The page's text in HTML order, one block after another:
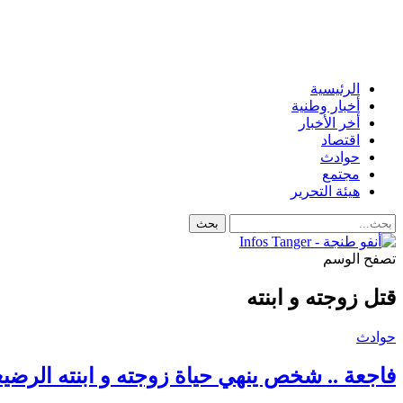
الرئيسية
أخبار وطنية
أخر الأخبار
اقتصاد
حوادث
مجتمع
هيئة التحرير
تصفح الوسم
قتل زوجته و ابنته
حوادث
فاجعة .. شخص ينهي حياة زوجته و ابنته